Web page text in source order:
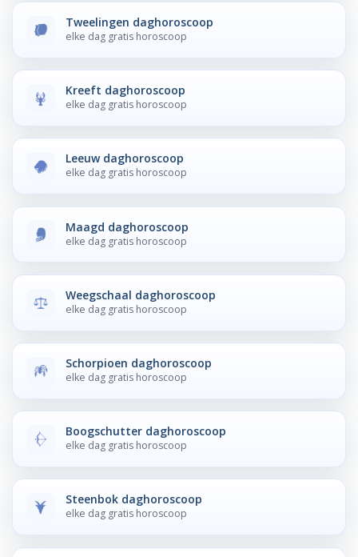
Tweelingen daghoroscoop
elke dag gratis horoscoop
Kreeft daghoroscoop
elke dag gratis horoscoop
Leeuw daghoroscoop
elke dag gratis horoscoop
Maagd daghoroscoop
elke dag gratis horoscoop
Weegschaal daghoroscoop
elke dag gratis horoscoop
Schorpioen daghoroscoop
elke dag gratis horoscoop
Boogschutter daghoroscoop
elke dag gratis horoscoop
Steenbok daghoroscoop
elke dag gratis horoscoop